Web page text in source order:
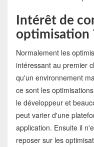
Intérêt de
optimisation
Normalement les
intéressant au premier
qu'un environnement
ce sont les
le développeur et
peut varier d'une
application. Ensuite il
reposer sur les